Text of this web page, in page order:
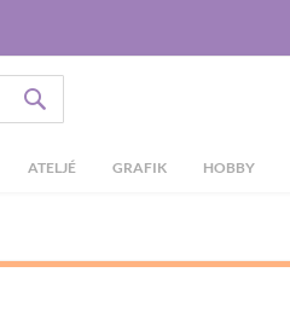
ATELJÉ GRAFIK HOBBY